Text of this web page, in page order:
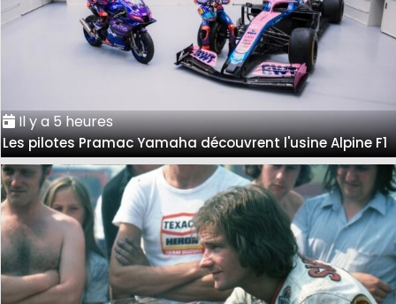
Il y a 5 heures
Les pilotes Pramac Yamaha découvrent l'usine Alpine F1